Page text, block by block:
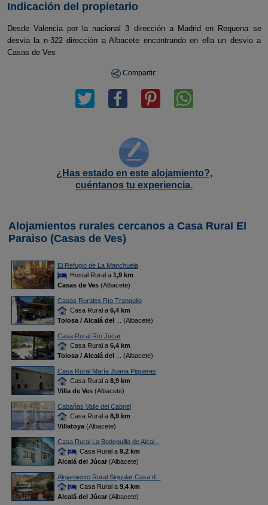
Indicación del propietario
Desde Valencia por la nacional 3 dirección a Madrid en Requena se
desvia la n-322 dirección a Albacete encontrando en ella un desvio a
Casas de Ves
Compartir:
¿Has estado en este alojamiento?,
cuéntanos tu experiencia.
Alojamientos rurales cercanos a Casa Rural El
Paraiso (Casas de Ves)
El Refugio de La Manchuela
Hostal Rural a 1,9 km
Casas de Ves(Albacete)
Casas Rurales Río Tranquilo
Casa Rural a 6,4 km
Tolosa / Alcalá del
... (Albacete)
Casa Rural Río Júcar
Casa Rural a 6,4 km
Tolosa / Alcalá del
... (Albacete)
Casa Rural María Juana Piqueras
Casa Rural a 8,9 km
Villa de Ves(Albacete)
Cabañas Valle del Cabriel
Casa Rural a 8,9 km
Villatoya(Albacete)
Casa Rural La Bodeguilla de Alcal...
Casa Rural a 9,2 km
Alcalá del Júcar(Albacete)
Alojamiento Rural Singular Casa d...
Casa Rural a 9,4 km
Alcalá del Júcar(Albacete)